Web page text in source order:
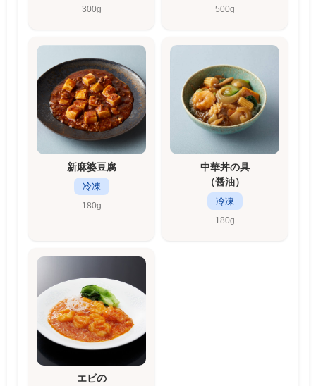
300g 500g
新麻婆豆腐
冷凍
180g
中華丼の具
（醤油）
冷凍
180g
エビの